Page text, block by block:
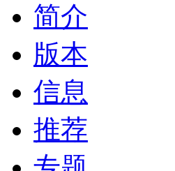
简介
版本
信息
推荐